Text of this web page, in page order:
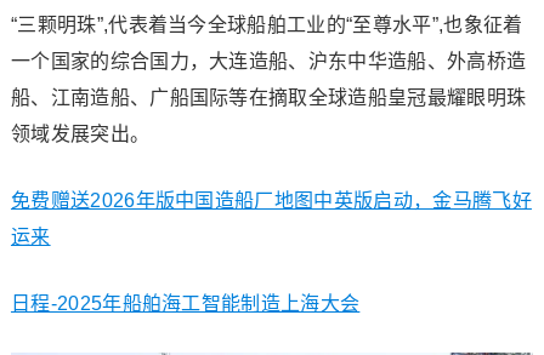
“三颗明珠”,代表着当今全球船舶工业的“至尊水平”,也象征着
一个国家的综合国力，大连造船、沪东中华造船、外高桥造
船、江南造船、广船国际等在摘取全球造船皇冠最耀眼明珠
领域发展突出。
免费赠送2026年版中国造船厂地图中英版启动，金马腾飞好
运来
日程-2025年船舶海工智能制造上海大会